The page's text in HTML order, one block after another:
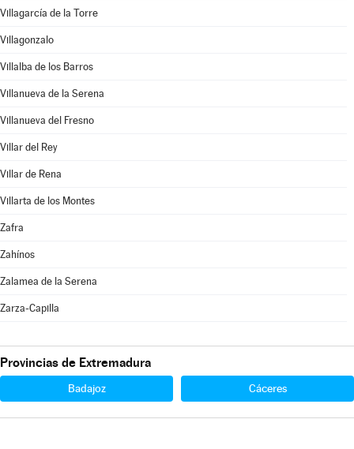
Villagarcía de la Torre
Villagonzalo
Villalba de los Barros
Villanueva de la Serena
Villanueva del Fresno
Villar del Rey
Villar de Rena
Villarta de los Montes
Zafra
Zahínos
Zalamea de la Serena
Zarza-Capilla
Provincias de Extremadura
Badajoz Cáceres